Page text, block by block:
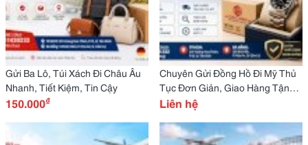
Gửi Ba Lô, Túi Xách Đi Châu Âu
Nhanh, Tiết Kiệm, Tin Cậy
150.000₫
Chuyên Gửi Đồng Hồ Đi Mỹ Thủ
Tục Đơn Giản, Giao Hàng Tận
Nơi
Liên hệ